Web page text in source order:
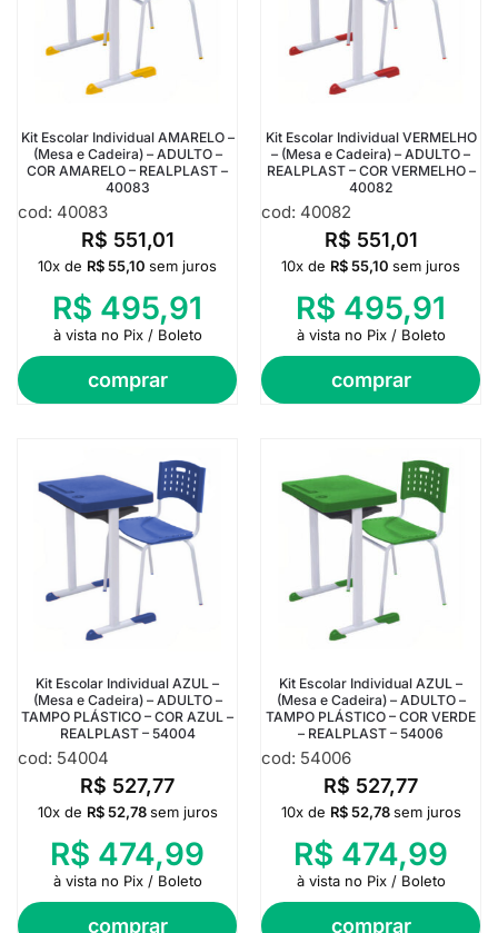
Kit Escolar Individual AMARELO –
(Mesa e Cadeira) – ADULTO –
COR AMARELO – REALPLAST –
40083
cod: 40083
R$ 551,01
comprar
10x de R$55,10 sem juros
R$ 495,91
à vista no Pix / Boleto
Kit Escolar Individual VERMELHO
– (Mesa e Cadeira) – ADULTO –
REALPLAST – COR VERMELHO –
40082
cod: 40082
R$ 551,01
comprar
10x de R$55,10 sem juros
R$ 495,91
à vista no Pix / Boleto
Kit Escolar Individual AZUL –
(Mesa e Cadeira) – ADULTO –
TAMPO PLÁSTICO – COR AZUL –
REALPLAST – 54004
cod: 54004
R$ 527,77
comprar
10x de R$52,78 sem juros
R$ 474,99
à vista no Pix / Boleto
Kit Escolar Individual AZUL –
(Mesa e Cadeira) – ADULTO –
TAMPO PLÁSTICO – COR VERDE
– REALPLAST – 54006
cod: 54006
R$ 527,77
comprar
10x de R$52,78 sem juros
R$ 474,99
à vista no Pix / Boleto